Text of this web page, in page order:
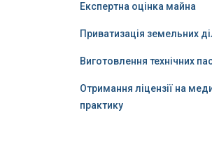
Експертна оцінка майна
Приватизація земельних
Виготовлення технічних
Отримання ліцензії на
практику